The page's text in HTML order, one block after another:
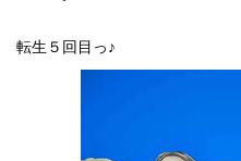
転生５回目っ♪